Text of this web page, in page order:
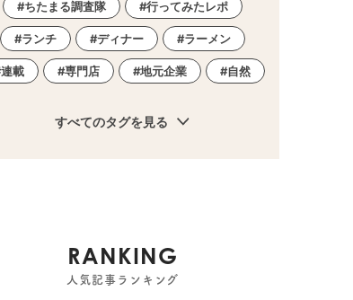
ちたまる調査隊 行ってみたレポ
ランチ ディナー ラーメン
連載 専門店 地元企業 自然
すべてのタグを見る
RANKING
人気記事ランキング